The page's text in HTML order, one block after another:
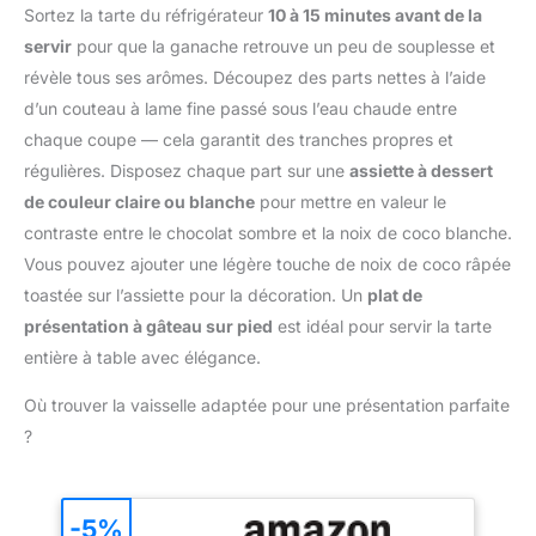
antiadhésif, la surface
lisse du moule ne rouille
s'écaille pas, elle est
facile à nettoyer et a
donc une durée de vie
très longue. Non corrosif,
passe au lave-vaisselle
pour un entretien facile.
★【Multifonctionnel】
Notre moule à gâteau en
acier avec revêtement
antiadhésif est idéal pour
la préparation de
de gâteaux au chocolat,
brownies et d'autres
desserts. 👍【SERVICE
CLIENTELE】La marque
VIDETOL est très aboutie
et appréciée par de
nombreuses personnes.
Pour nous, la qualité est
primordiale. S'il y a des
problèmes lors de
l'utilisation du produit ou
endommagé, n'hésitez
pas à nous contacter.
Nous résoudrons votre
rapidement possible.
Réutilisables, ils sont
parfaits pour la pâtisserie
quotidienne Lavez à la
main et rangezles
soigneusement jusqu'à
la prochaine utilisation
MODE D'EMPLOI : Étalez
votre pâte dans votre
moule Piquez le fond
avec une fourchette pour
éviter les bulles d'air et
recouvrezle de papier
sulfurisé Disposez vos
céramique sur le fond de
tarte et enfournez
MATÉRIAUX DE QUALITÉ
céramique 100 et
constituent un
au four. Elle résiste aux
(+250°C). FACILEMENT
LAVABLE: Nettoyable en
un coup d'éponge, il est
de plus entièrement
Le sac fourni permet un
nettoyage facile au lave-
vaisselle. MALIN : cette
chaîne de 77 billes peut-
dessous de plat.
MASTRAD, UNE
ENTREPRISE FRANÇAISE
l’entreprise française
Sortez la tarte du réfrigérateur 10 à 15 minutes avant de la
servir pour que la ganache retrouve un peu de souplesse et
révèle tous ses arômes. Découpez des parts nettes à l’aide
d’un couteau à lame fine passé sous l’eau chaude entre
chaque coupe — cela garantit des tranches propres et
régulières. Disposez chaque part sur une assiette à dessert
de couleur claire ou blanche pour mettre en valeur le
contraste entre le chocolat sombre et la noix de coco blanche.
Vous pouvez ajouter une légère touche de noix de coco râpée
toastée sur l’assiette pour la décoration. Un plat de
présentation à gâteau sur pied est idéal pour servir la tarte
entière à table avec élégance.
Où trouver la vaisselle adaptée pour une présentation parfaite
?
-5%